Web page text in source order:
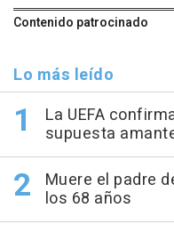
Contenido patrocinado
Lo más leído
La UEFA
supuesta
Muere el padre
los 68 años